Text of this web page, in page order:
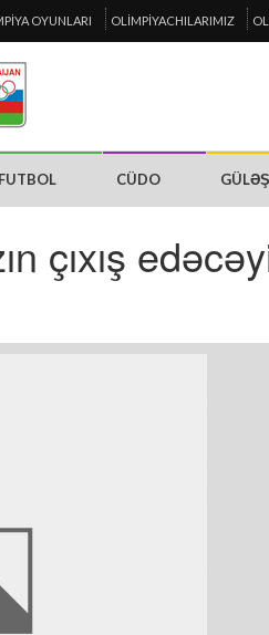
OYUNLARI OLIMPIYACHILARIMIZ
FUTBOL CÜDO GÜLƏŞ
çıxış